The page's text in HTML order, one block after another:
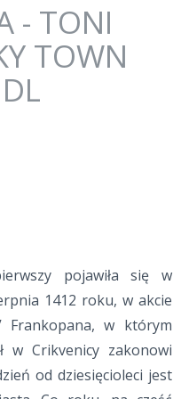
- TONI
TOWN
pojawiła się w
1412 roku, w akcie
Frankopana, w którym
w Crikvenicy zakonowi
od dziesięcioleci jest